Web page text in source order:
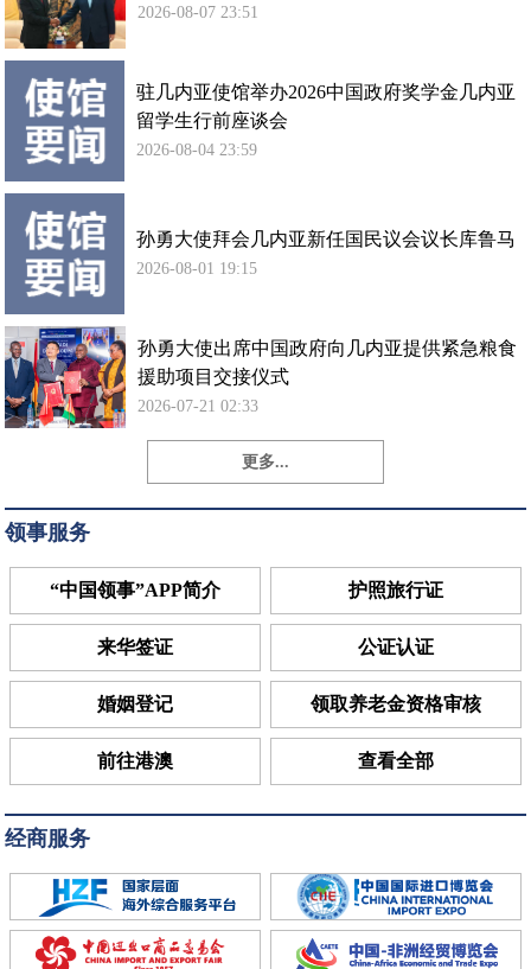
2026-08-07 23:51
驻几内亚使馆举办2026中国政府奖学金几内亚
留学生行前座谈会
2026-08-04 23:59
孙勇大使拜会几内亚新任国民议会议长库鲁马
2026-08-01 19:15
孙勇大使出席中国政府向几内亚提供紧急粮食
援助项目交接仪式
2026-07-21 02:33
更多...
领事服务
“中国领事”APP简介 护照旅行证
来华签证 公证认证
婚姻登记 领取养老金资格审核
前往港澳 查看全部
经商服务